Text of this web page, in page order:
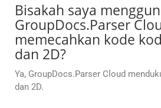
Bisakah saya
GroupDocs.Parser
memecahkan kode
dan 2D?
Ya, GroupDocs.Parser Cloud
dan 2D.